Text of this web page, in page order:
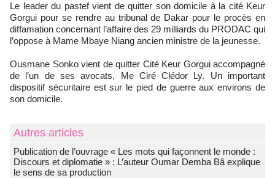
Le leader du pastef vient de quitter son domicile à la cité Keur
Gorgui pour se rendre au tribunal de Dakar pour le procès en
diffamation concernant l’affaire des 29 milliards du PRODAC qui
l’oppose à Mame Mbaye Niang ancien ministre de la jeunesse.
Ousmane Sonko vient de quitter Cité Keur Gorgui accompagné
de l’un de ses avocats, Me Ciré Clédor Ly. Un important
dispositif sécuritaire est sur le pied de guerre aux environs de
son domicile.
Autres articles
Publication de l’ouvrage « Les mots qui façonnent le monde :
Discours et diplomatie » : L’auteur Oumar Demba Bâ explique
le sens de sa production